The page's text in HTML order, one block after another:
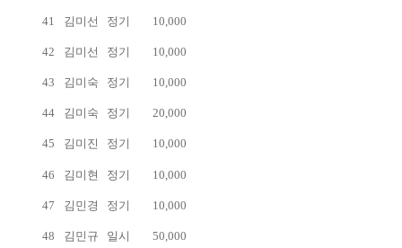
41 김미선 정기 10,000
42 김미선 정기 10,000
43 김미숙 정기 10,000
44 김미숙 정기 20,000
45 김미진 정기 10,000
46 김미현 정기 10,000
47 김민경 정기 10,000
48 김민규 일시 50,000